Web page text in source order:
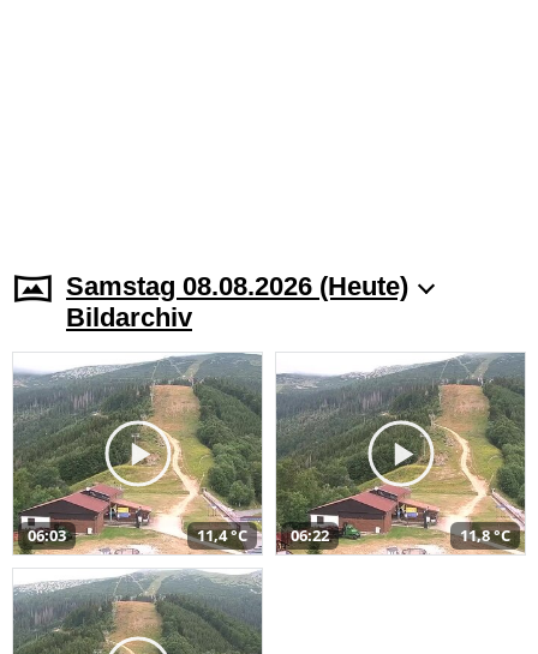
Samstag 08.08.2026 (Heute)
Bildarchiv
06:03 11,4 °C 06:22 11,8 °C